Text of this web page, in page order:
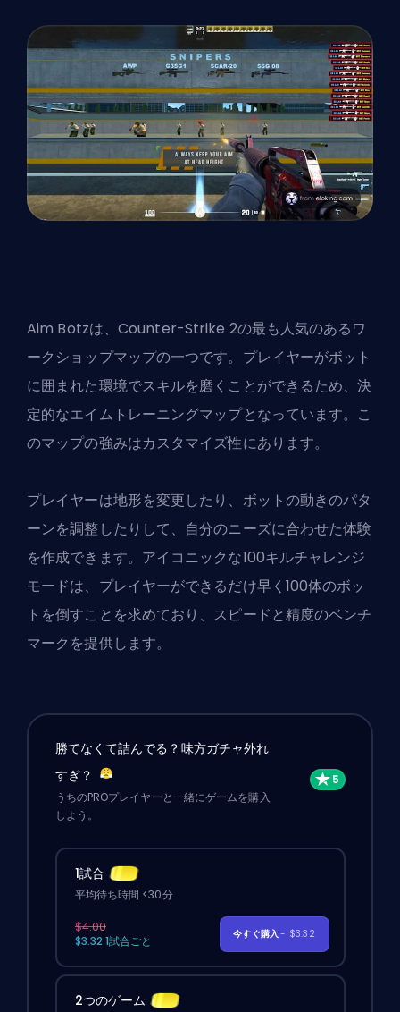
Aim Botzは、Counter-Strike 2の最も人気のあるワ
ークショップマップの一つです。プレイヤーがボット
に囲まれた環境でスキルを磨くことができるため、決
定的なエイムトレーニングマップとなっています。こ
のマップの強みはカスタマイズ性にあります。
プレイヤーは地形を変更したり、ボットの動きのパタ
ーンを調整したりして、自分のニーズに合わせた体験
を作成できます。アイコニックな100キルチャレンジ
モードは、プレイヤーができるだけ早く100体のボッ
トを倒すことを求めており、スピードと精度のベンチ
マークを提供します。
勝てなくて詰んでる？味方ガチャ外れ
すぎ？
うちのPROプレイヤーと一緒にゲームを購入
しよう。
1試合
平均待ち時間 <30分
$4.00
$3.32 1試合ごと
今すぐ購入- $3.32
2つのゲーム